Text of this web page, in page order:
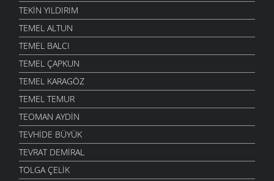
TEKIN YILDIRIM
TEMEL ALTUN
TEMEL BALCI
TEMEL ÇAPKUN
TEMEL KARAGÖZ
TEMEL TEMUR
TEOMAN AYDIN
TEVHIDE BÜYÜK
TEVRAT DEMIRAL
TOLGA ÇELIK